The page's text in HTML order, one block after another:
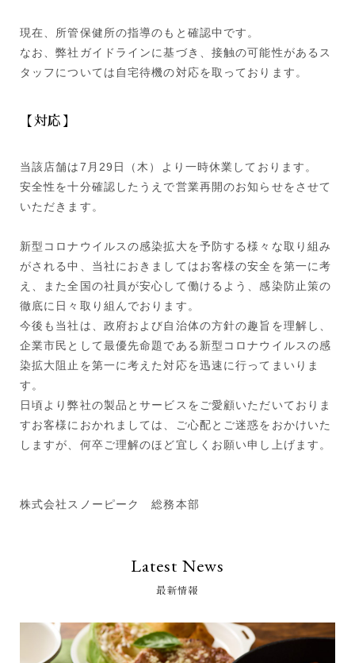
現在、所管保健所の指導のもと確認中です。
なお、弊社ガイドラインに基づき、接触の可能性があるス
タッフについては自宅待機の対応を取っております。
【対応】
当該店舗は7月29日（木）より一時休業しております。
安全性を十分確認したうえで営業再開のお知らせをさせて
いただきます。
新型コロナウイルスの感染拡大を予防する様々な取り組み
がされる中、当社におきましてはお客様の安全を第一に考
え、また全国の社員が安心して働けるよう、感染防止策の
徹底に日々取り組んでおります。
今後も当社は、政府および自治体の方針の趣旨を理解し、
企業市民として最優先命題である新型コロナウイルスの感
染拡大阻止を第一に考えた対応を迅速に行ってまいりま
す。
日頃より弊社の製品とサービスをご愛顧いただいておりま
すお客様におかれましては、ご心配とご迷惑をおかけいた
しますが、何卒ご理解のほど宜しくお願い申し上げます。
株式会社スノーピーク 総務本部
Latest News
最新情報